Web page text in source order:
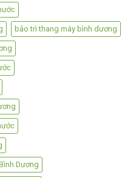
bảo trì thang máy bình dương
Dương